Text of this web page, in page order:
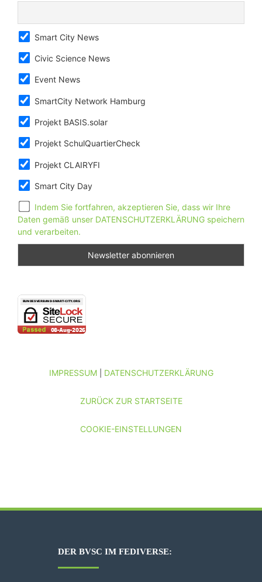
Smart City News
Civic Science News
Event News
SmartCity Network Hamburg
Projekt BASIS.solar
Projekt SchulQuartierCheck
Projekt CLAIRYFI
Smart City Day
Indem Sie fortfahren, akzeptieren Sie, dass wir Ihre
Daten gemäß unser DATENSCHUTZERKLÄRUNG speichern
und verarbeiten.
IMPRESSUM| DATENSCHUTZERKLÄRUNG
ZURÜCK ZUR STARTSEITE
COOKIE-EINSTELLUNGEN
DER BVSC IM FEDIVERSE: